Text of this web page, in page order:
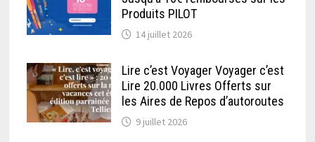
Produits PILOT
14 juillet 2026
Lire c’est Voyager Voyager c’est
Lire 20.000 Livres Offerts sur
les Aires de Repos d’autoroutes
9 juillet 2026